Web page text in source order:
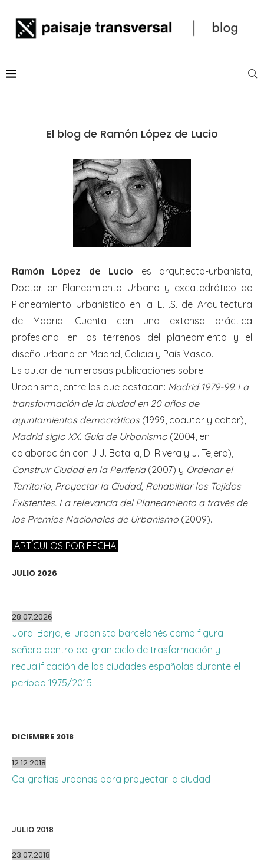
El blog de Ramón López de Lucio
Ramón López de Lucio es arquitecto-urbanista,
Doctor en Planeamiento Urbano y excatedrático de
Planeamiento Urbanístico en la E.T.S. de Arquitectura
de Madrid. Cuenta con una extensa práctica
profesional en los terrenos del planeamiento y el
diseño urbano en Madrid, Galicia y País Vasco.
Es autor de numerosas publicaciones sobre
Urbanismo, entre las que destacan: Madrid 1979-99. La
transformación de la ciudad en 20 años de
ayuntamientos democráticos (1999, coautor y editor),
Madrid siglo XX. Guía de Urbanismo (2004, en
colaboración con J.J. Batalla, D. Rivera y J. Tejera),
Construir Ciudad en la Periferia(2007) y Ordenar el
Territorio, Proyectar la Ciudad, Rehabilitar los Tejidos
Existentes. La relevancia del Planeamiento a través de
los Premios Nacionales de Urbanismo (2009).
ARTÍCULOS POR FECHA
JULIO 2026
28.07.2026
Jordi Borja, el urbanista barcelonés como figura
señera dentro del gran ciclo de trasformación y
recualificación de las ciudades españolas durante el
período 1975/2015
DICIEMBRE 2018
12.12.2018
Caligrafías urbanas para proyectar la ciudad
JULIO 2018
23.07.2018